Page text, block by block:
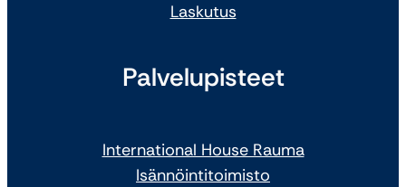
Laskutus
Palvelupisteet
International House Rauma
Isännöintitoimisto